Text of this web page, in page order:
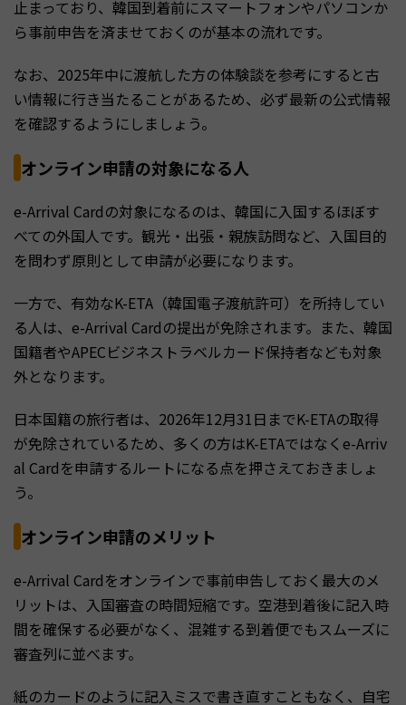
止まっており、韓国到着前にスマートフォンやパソコンか
ら事前申告を済ませておくのが基本の流れです。
なお、2025年中に渡航した方の体験談を参考にすると古
い情報に行き当たることがあるため、必ず最新の公式情報
を確認するようにしましょう。
オンライン申請の対象になる人
e-Arrival Cardの対象になるのは、韓国に入国するほぼす
べての外国人です。観光・出張・親族訪問など、入国目的
を問わず原則として申請が必要になります。
一方で、有効なK-ETA（韓国電子渡航許可）を所持してい
る人は、e-Arrival Cardの提出が免除されます。また、韓国
国籍者やAPECビジネストラベルカード保持者なども対象
外となります。
日本国籍の旅行者は、2026年12月31日までK-ETAの取得
が免除されているため、多くの方はK-ETAではなくe-Arriv
al Cardを申請するルートになる点を押さえておきましょ
う。
オンライン申請のメリット
e-Arrival Cardをオンラインで事前申告しておく最大のメ
リットは、入国審査の時間短縮です。空港到着後に記入時
間を確保する必要がなく、混雑する到着便でもスムーズに
審査列に並べます。
紙のカードのように記入ミスで書き直すこともなく、自宅